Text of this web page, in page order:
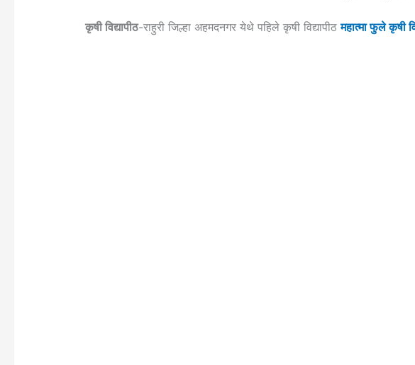
कृषी विद्यापीठ-राहुरी जिल्हा अहमदनगर येथे पहिले कृषी विद्यापीठमहात्मा फुले कृषी